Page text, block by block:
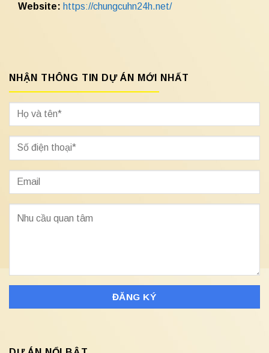
Website: https://chungcuhn24h.net/
NHẬN THÔNG TIN DỰ ÁN MỚI NHẤT